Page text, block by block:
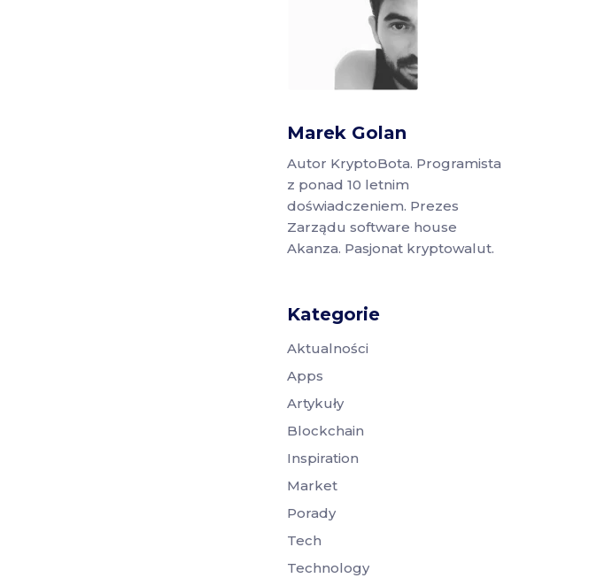
Marek Golan
Autor KryptoBota. Programista
z ponad 10 letnim
doświadczeniem. Prezes
Zarządu software house
Akanza. Pasjonat kryptowalut.
Kategorie
Aktualności
Apps
Artykuły
Blockchain
Inspiration
Market
Porady
Tech
Technology